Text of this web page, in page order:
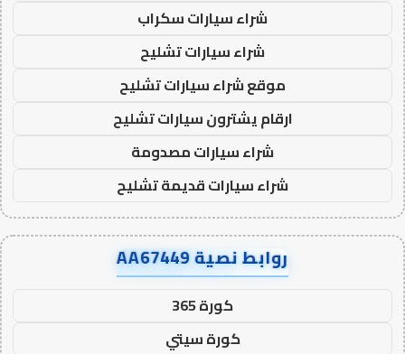
شراء سيارات سكراب
شراء سيارات تشليح
موقع شراء سيارات تشليح
ارقام يشترون سيارات تشليح
شراء سيارات مصدومة
شراء سيارات قديمة تشليح
روابط نصية AA67449
كورة 365
كورة سيتي